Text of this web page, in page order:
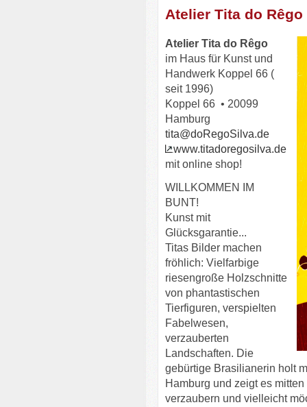
Atelier Tita do Rêgo
Atelier Tita do Rêgo
im Haus für Kunst und
Handwerk Koppel 66 (
seit 1996)
Koppel 66 • 20099
Hamburg
tita@doRegoSilva.de
www.titadoregosilva.de
mit online shop!
WILLKOMMEN IM
BUNT!
Kunst mit
Glücksgarantie...
Titas Bilder machen
fröhlich: Vielfarbige
riesengroße Holzschnitte
von phantastischen
Tierfiguren, verspielten
Fabelwesen,
verzauberten
Landschaften. Die
gebürtige Brasilianerin holt
Hamburg und zeigt es
verzaubern und vielleicht